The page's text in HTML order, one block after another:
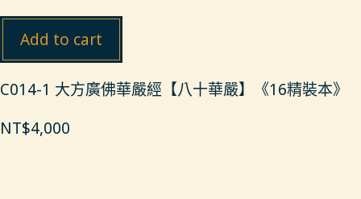
Add to cart
C014-1 大方廣佛華嚴經【八十華嚴】《16精裝本》
NT$4,000